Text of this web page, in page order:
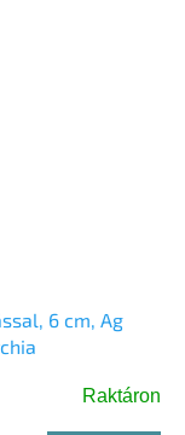
6 cm, Ag
Raktáron